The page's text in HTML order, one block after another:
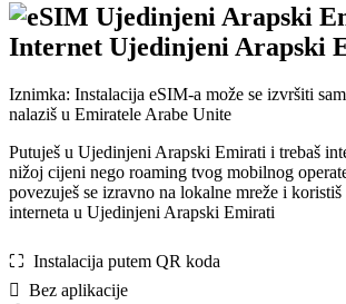
Internet Ujedinjeni Arapski
Iznimka: Instalacija eSIM-a može se izvršiti
nalaziš u Emiratele Arabe Unite
Putuješ u Ujedinjeni Arapski Emirati i trebaš
nižoj cijeni nego roaming tvog mobilnog
povezuješ se izravno na lokalne mreže i
interneta u Ujedinjeni Arapski Emirati
⛶️️ Instalacija putem QR koda
️ Bez aplikacije